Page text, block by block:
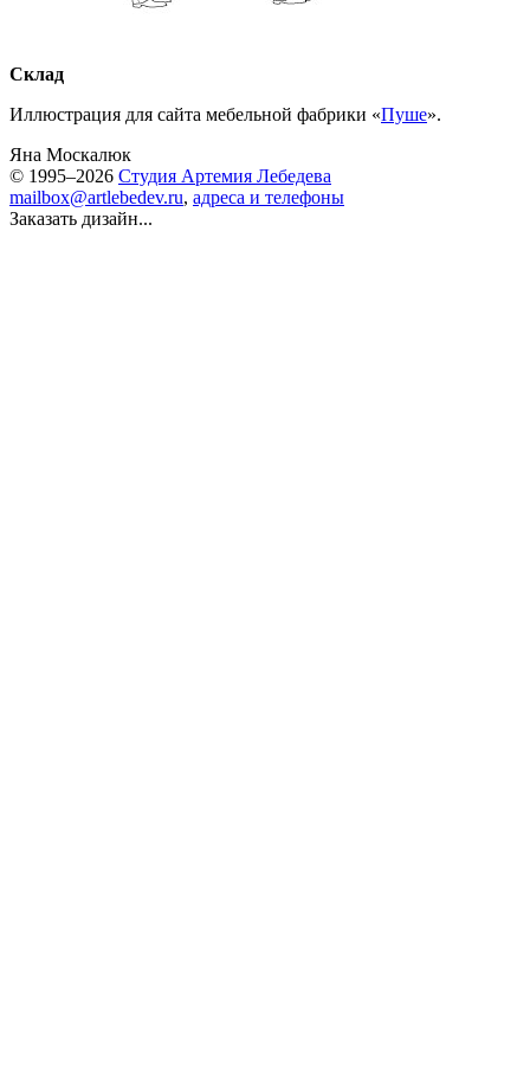
Склад
Иллюстрация для сайта мебельной фабрики «Пуше».
Яна Москалюк
© 1995–2026 Студия Артемия Лебедева
mailbox@artlebedev.ru, адреса и телефоны
Заказать дизайн...